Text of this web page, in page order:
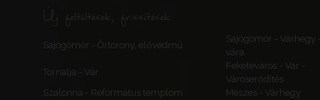
Új feltöltések, frissítések
Sajógömör - Őrtorony, elővédmű
Sajógömör - Várhegy
vára
Tornalja - Vár
Feketeváros - Vár -
Városerődítés
Szalonna - Református templom
Meszes - Várhegy